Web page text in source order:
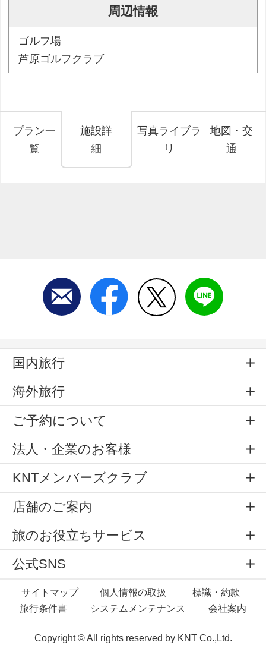
周辺情報
ゴルフ場
芦原ゴルフクラブ
プラン一
覧
施設詳
細
写真ライブラ
リ
地図・交
通
国内旅行
海外旅行
ご予約について
法人・企業のお客様
KNTメンバーズクラブ
店舗のご案内
旅のお役立ちサービス
公式SNS
サイトマップ 個人情報の取扱
標識・約款
旅行条件書
システムメンテナンス 会社案内
Copyright © All rights reserved by KNT Co.,Ltd.